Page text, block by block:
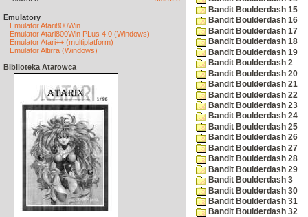
Emulatory
Emulator Atari800Win
Emulator Atari800Win PLus 4.0 (Windows)
Emulator Atari++ (multiplatform)
Emulator Altirra (Windows)
Biblioteka Atarowca
Bandit Boulderdash 15
Bandit Boulderdash 16
Bandit Boulderdash 17
Bandit Boulderdash 18
Bandit Boulderdash 19
Bandit Boulderdash 2
Bandit Boulderdash 20
Bandit Boulderdash 21
Bandit Boulderdash 22
Bandit Boulderdash 23
Bandit Boulderdash 24
Bandit Boulderdash 25
Bandit Boulderdash 26
Bandit Boulderdash 27
Bandit Boulderdash 28
Bandit Boulderdash 29
Bandit Boulderdash 3
Bandit Boulderdash 30
Bandit Boulderdash 31
Bandit Boulderdash 32